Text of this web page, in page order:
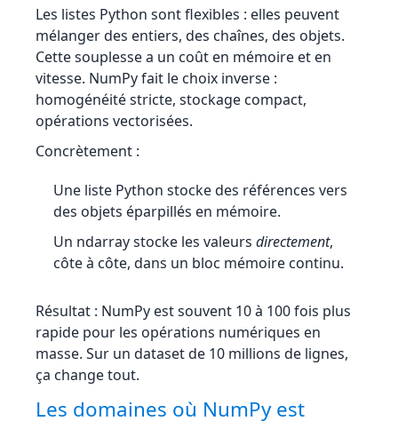
Les listes Python sont flexibles : elles peuvent
mélanger des entiers, des chaînes, des objets.
Cette souplesse a un coût en mémoire et en
vitesse. NumPy fait le choix inverse :
homogénéité stricte, stockage compact,
opérations vectorisées.
Concrètement :
Une liste Python stocke des références vers
des objets éparpillés en mémoire.
Un ndarray stocke les valeurs directement,
côte à côte, dans un bloc mémoire continu.
Résultat : NumPy est souvent 10 à 100 fois plus
rapide pour les opérations numériques en
masse. Sur un dataset de 10 millions de lignes,
ça change tout.
Les domaines où NumPy est